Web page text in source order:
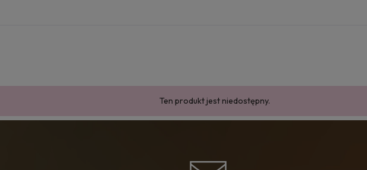
Ten produkt jest niedostępny.